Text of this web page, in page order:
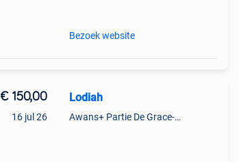
Bezoek website
€ 150,00
16 jul 26
Lodiah
Awans+ Partie De Grace-Hollogne